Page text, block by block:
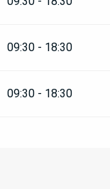
09:30 - 18:30
09:30 - 18:30